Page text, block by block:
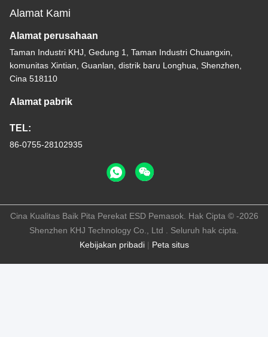
Alamat Kami
Alamat perusahaan
Taman Industri KHJ, Gedung 1, Taman Industri Chuangxin,
komunitas Xintian, Guanlan, distrik baru Longhua, Shenzhen,
Cina 518110
Alamat pabrik
TEL:
86-0755-28102935
Kebijakan pribadi| Peta situs
Cina Kualitas Baik Pita Perekat ESD Pemasok. Hak Cipta © -2026
Shenzhen KHJ Technology Co., Ltd . Seluruh hak cipta.